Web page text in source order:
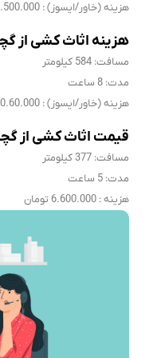
هزینه (خاور/ایسوز) : 18.500.000 تومان
هزینه اثاث کشی از
مسافت: 584 کیلومتر
مدت: 8 ساعت
هزینه (خاور/ایسوز) : 10.60.000 تومان
قیمت اثاث کشی از
مسافت: 377 کیلومتر
مدت: 5 ساعت
هزینه : 6.600.000 تومان